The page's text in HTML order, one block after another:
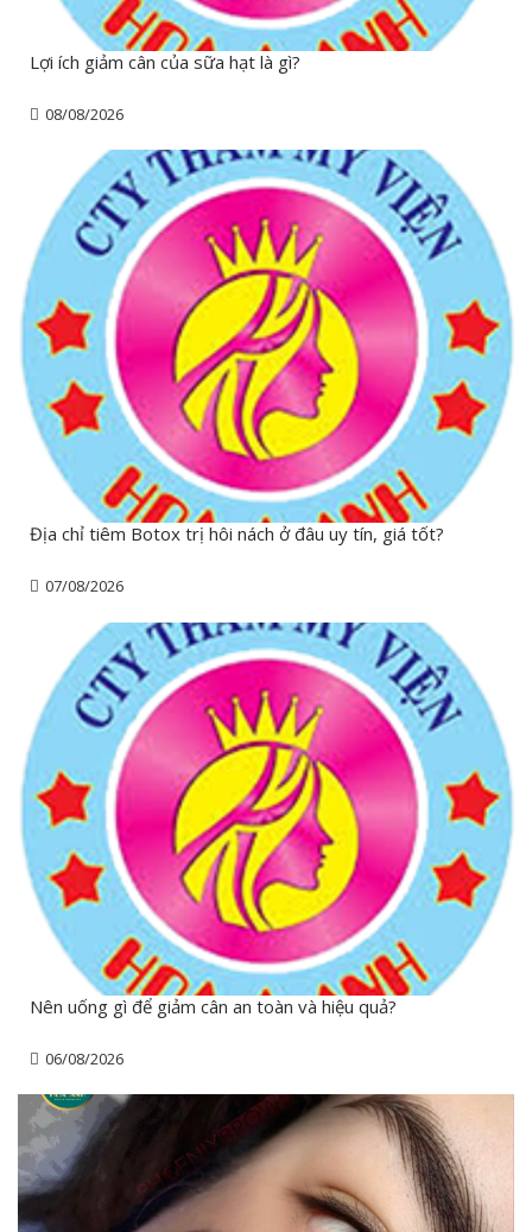
Lợi ích giảm cân của sữa hạt là gì?
08/08/2026
Địa chỉ tiêm Botox trị hôi nách ở đâu uy tín, giá tốt?
07/08/2026
Nên uống gì để giảm cân an toàn và hiệu quả?
06/08/2026